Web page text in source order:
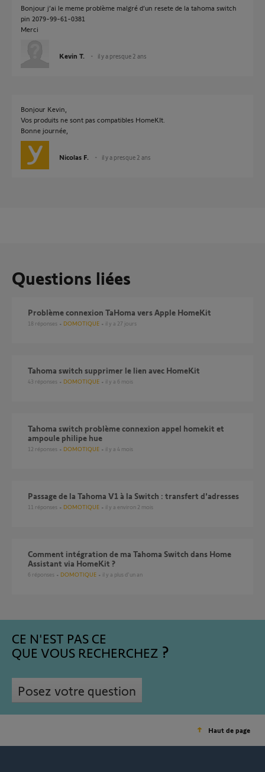
Bonjour j’ai le meme problème malgré d’un resete de la tahoma switch
pin 2079-99-61-0381
Merci
Kevin T. il y a presque 2 ans
Bonjour Kevin,
Vos produits ne sont pas compatibles HomeKIt.
Bonne journée,
Nicolas F. il y a presque 2 ans
Questions liées
Problème connexion TaHoma vers Apple HomeKit
18 réponses DOMOTIQUE il y a 27 jours
Tahoma switch supprimer le lien avec HomeKit
43 réponses DOMOTIQUE il y a 6 mois
Tahoma switch problème connexion appel homekit et
ampoule philipe hue
12 réponses DOMOTIQUE il y a 4 mois
Passage de la Tahoma V1 à la Switch : transfert d'adresses
11 réponses DOMOTIQUE il y a environ 2 mois
Comment intégration de ma Tahoma Switch dans Home
Assistant via HomeKit ?
6 réponses DOMOTIQUE il y a plus d'un an
CE N'EST PAS CE
QUE VOUS RECHERCHEZ
Posez votre question
Haut de page